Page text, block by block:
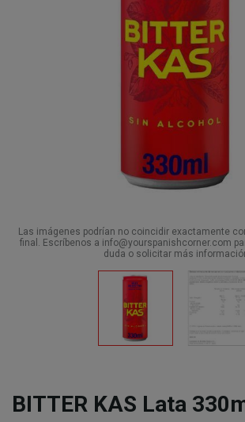
Las imágenes podrían no coincidir exactamente
final. Escríbenos a info@yourspanishcorner.com
duda o solicitar más
BITTER KAS Lata